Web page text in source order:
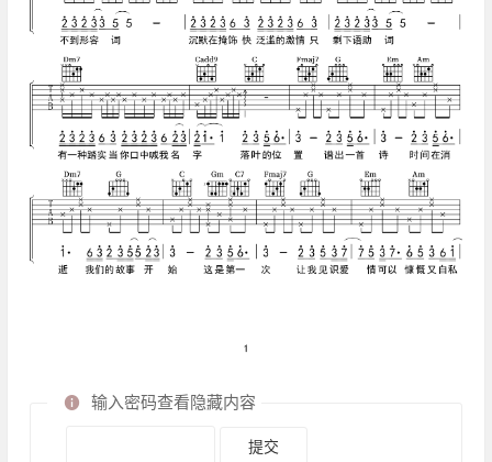
输入密码查看隐藏内容